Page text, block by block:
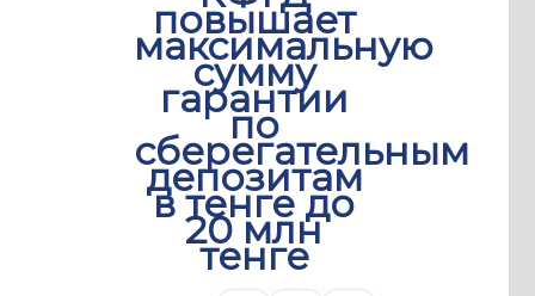
повышает
максимальную
сумму
гарантии
по
сберегательным
депозитам
в тенге до
20 млн
тенге